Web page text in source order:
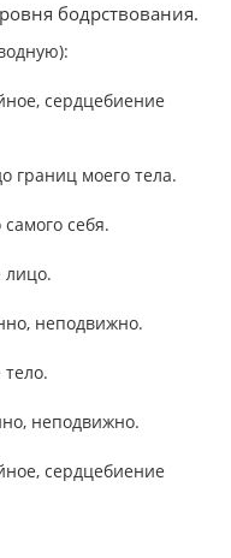
бодрствования.
сердцебиение
границ моего тела.
себя.
лицо.
неподвижно.
неподвижно.
сердцебиение